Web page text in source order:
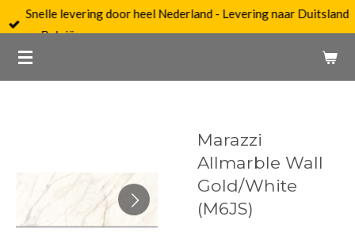
Ga
naar
de
Snelle levering door heel Nederland - Levering naar Duitsland
en België op aanvraag.
Marazzi
Allmarble Wall
Gold/White
(M6JS)